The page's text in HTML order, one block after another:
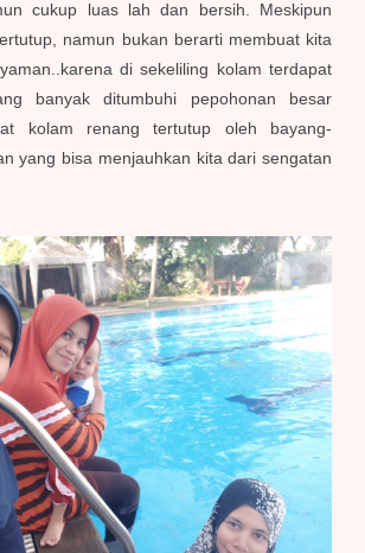
cukup luas lah dan bersih. Meskipun
namun bukan berarti membuat kita
di sekeliling kolam terdapat
banyak ditumbuhi pepohonan besar
kolam renang tertutup oleh bayang-
yang bisa menjauhkan kita dari sengatan